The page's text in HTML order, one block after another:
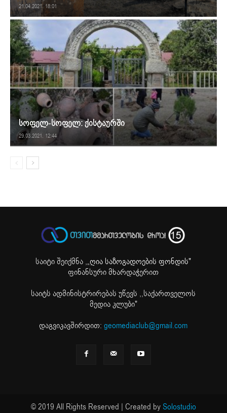
21.04.2021. 18:01
სოფელ-სოფელ: ქისტაურში
29.03.2021. 12:44
საიტი შეიქმნა ,„ღია საზოგადოების ფონდის"
ფინანსური მხარდაჭერით
საიტს ადმინისტრირებას უწევს ,,საქართველოს
მედია კლუბი"
დაგვიკავშირდით:geomediaclub@gmail.com
© 2019 All Rights Reserved | Created bySolostudio